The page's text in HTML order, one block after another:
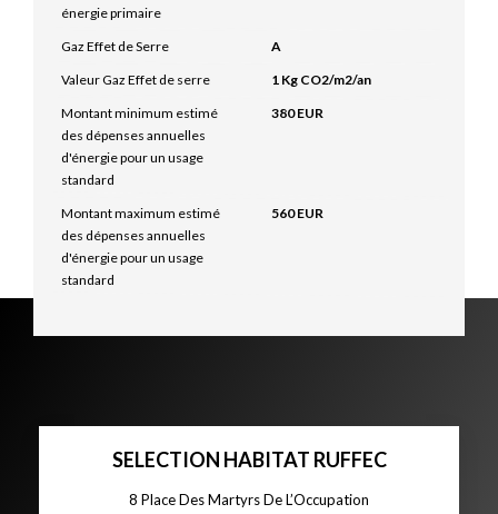
énergie primaire
Gaz Effet de Serre
A
Valeur Gaz Effet de serre
1 Kg CO2/m2/an
Montant minimum estimé
des dépenses annuelles
d'énergie pour un usage
standard
380 EUR
Montant maximum estimé
des dépenses annuelles
d'énergie pour un usage
standard
560 EUR
SELECTION HABITAT RUFFEC
8 Place Des Martyrs De L’Occupation